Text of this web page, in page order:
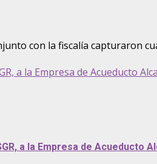
con la fiscalía capturaron
a la Empresa de Acueducto
a la Empresa de Acueducto